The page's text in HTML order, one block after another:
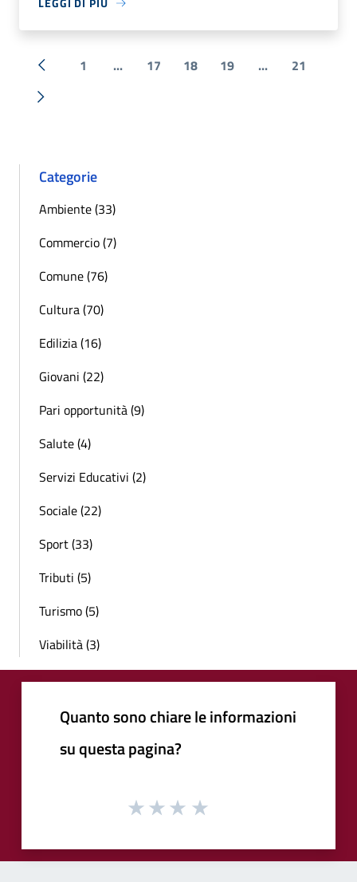
« Precedente
1 ... 17 18 19 ... 21
Successiva »
Categorie
Ambiente (33)
Commercio (7)
Comune (76)
Cultura (70)
Edilizia (16)
Giovani (22)
Pari opportunità (9)
Salute (4)
Servizi Educativi (2)
Sociale (22)
Sport (33)
Tributi (5)
Turismo (5)
Viabilità (3)
Quanto sono chiare le informazioni
su questa pagina?